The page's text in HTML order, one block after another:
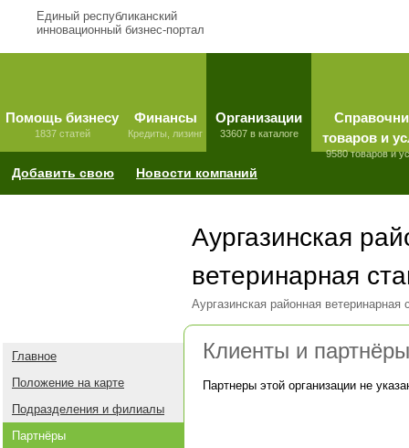
Единый республиканский
инновационный бизнес-портал
Помощь бизнесу
1837 статей
Финансы
Кредиты, лизинг
Организации
33607 в каталоге
товаров и
9580 товаров и
Добавить свою Новости компаний
Аургазинская
ветеринарная
Аургазинская районная
Главное
Положение на карте
Подразделения и филиалы
Партнёры
Клиенты и партнёры
Партнеры этой организации не